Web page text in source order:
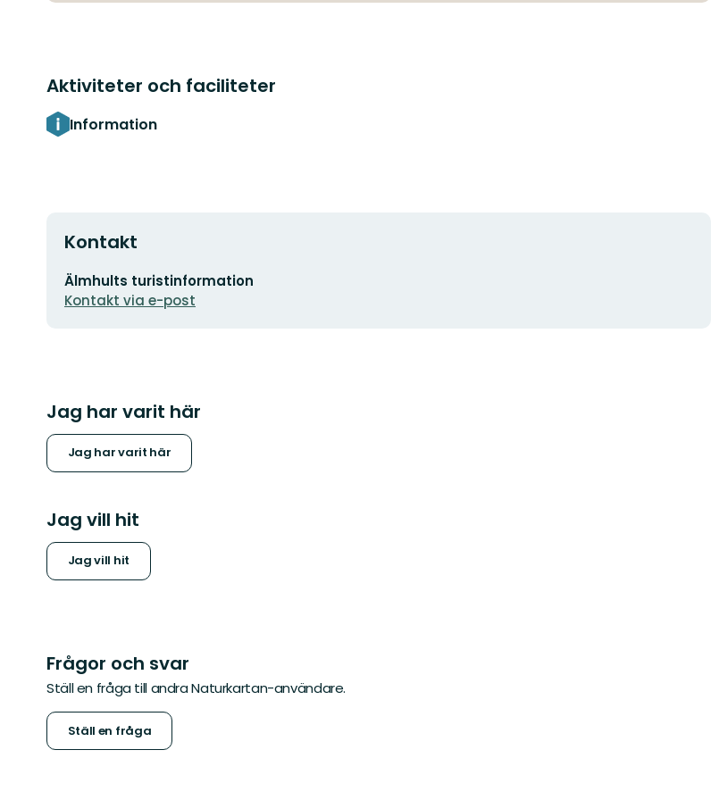
Aktiviteter och faciliteter
Information
Kontakt
E-
postadress
Älmhults turistinformation
Kontakt via e-post
Jag har varit här
Jag har varit här
Jag vill hit
Jag vill hit
Frågor och svar
Ställ en fråga till andra Naturkartan-användare.
Ställ en fråga